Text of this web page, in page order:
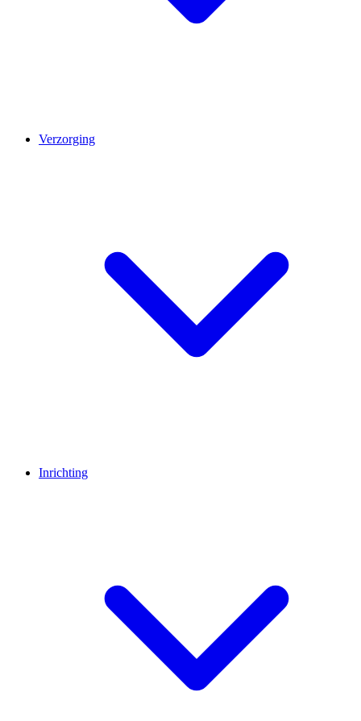
Verzorging
Inrichting